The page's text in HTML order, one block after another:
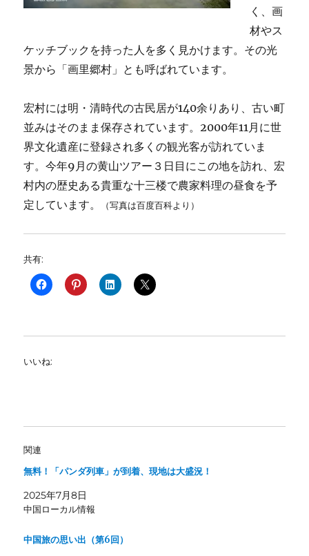
く、画
材やス
ケッチブックを持った人を多く見かけます。その光
景から「画里郷村」とも呼ばれています。
宏村には明・清時代の古民居が140余りあり、古い町
並みはそのまま保存されています。2000年11月に世
界文化遺産に登録され多くの観光客が訪れていま
す。今年9月の黄山ツアー３日目にこの地を訪れ、宏
村内の歴史ある貴重な十三楼で農家料理の昼食を予
定しています。
（写真は百度百科より）
共有:
いいね:
関連
無料！「パンダ列車」が到着、現地は大盛況！
2025年7月8日
中国ローカル情報
中国旅の思い出（第6回）